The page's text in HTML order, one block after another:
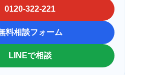
0120-322-221
料相談フォーム
LINEで相談